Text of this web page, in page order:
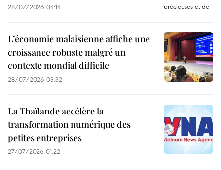
28/07/2026 04:14
L’économie malaisienne affiche une
croissance robuste malgré un
contexte mondial difficile
28/07/2026 03:32
La Thaïlande accélère la
transformation numérique des
petites entreprises
27/07/2026 01:22